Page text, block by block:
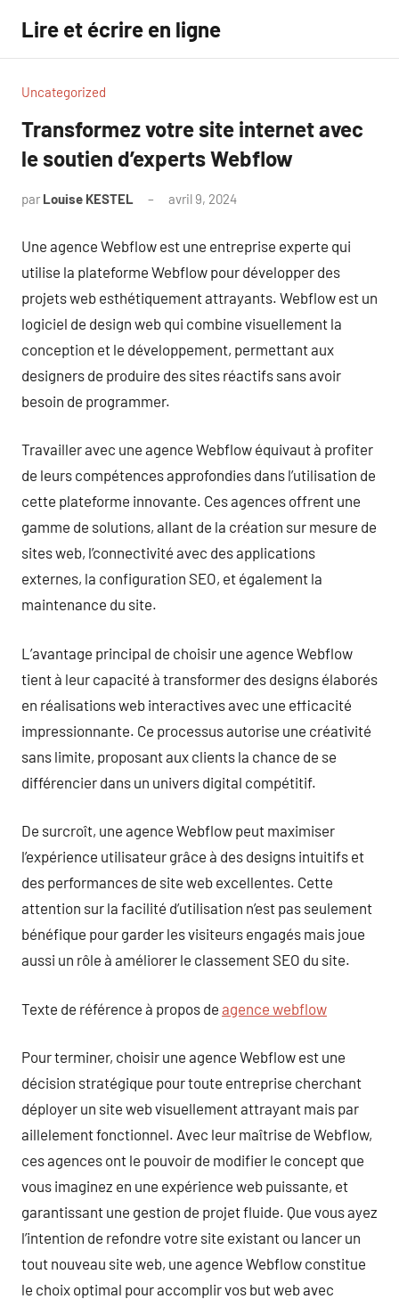
contenu
Lire et écrire en ligne
Uncategorized
Transformez votre site internet avec
le soutien d’experts Webflow
par Louise KESTEL avril 9, 2024
Une agence Webflow est une entreprise experte qui
utilise la plateforme Webflow pour développer des
projets web esthétiquement attrayants. Webflow est un
logiciel de design web qui combine visuellement la
conception et le développement, permettant aux
designers de produire des sites réactifs sans avoir
besoin de programmer.
Travailler avec une agence Webflow équivaut à profiter
de leurs compétences approfondies dans l’utilisation de
cette plateforme innovante. Ces agences offrent une
gamme de solutions, allant de la création sur mesure de
sites web, l’connectivité avec des applications
externes, la configuration SEO, et également la
maintenance du site.
L’avantage principal de choisir une agence Webflow
tient à leur capacité à transformer des designs élaborés
en réalisations web interactives avec une efficacité
impressionnante. Ce processus autorise une créativité
sans limite, proposant aux clients la chance de se
différencier dans un univers digital compétitif.
De surcroît, une agence Webflow peut maximiser
l’expérience utilisateur grâce à des designs intuitifs et
des performances de site web excellentes. Cette
attention sur la facilité d’utilisation n’est pas seulement
bénéfique pour garder les visiteurs engagés mais joue
aussi un rôle à améliorer le classement SEO du site.
Texte de référence à propos de agence webflow
Pour terminer, choisir une agence Webflow est une
décision stratégique pour toute entreprise cherchant
déployer un site web visuellement attrayant mais par
aillelement fonctionnel. Avec leur maîtrise de Webflow,
ces agences ont le pouvoir de modifier le concept que
vous imaginez en une expérience web puissante, et
garantissant une gestion de projet fluide. Que vous ayez
l’intention de refondre votre site existant ou lancer un
tout nouveau site web, une agence Webflow constitue
le choix optimal pour accomplir vos but web avec